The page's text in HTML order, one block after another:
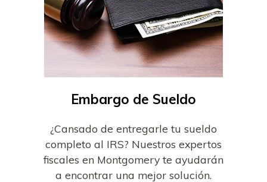
Embargo de Sueldo
¿Cansado de entregarle tu sueldo
completo al IRS? Nuestros expertos
fiscales en Montgomery te ayudarán
a encontrar una mejor solución.